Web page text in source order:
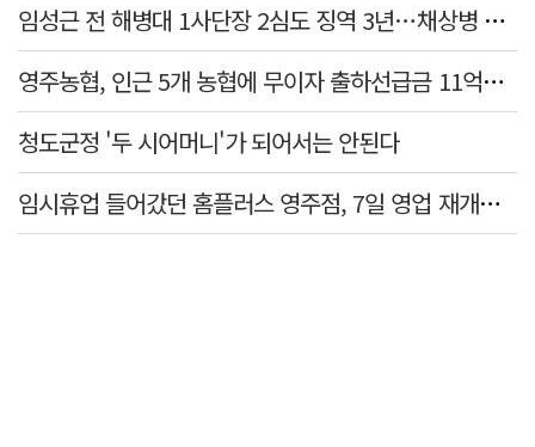
임성근 전 해병대 1사단장 2심도 징역 3년…채상병 순직 책임 유죄
영주농협, 인근 5개 농협에 무이자 출하선급금 11억원 지원…상생 유통망 강화
청도군정 '두 시어머니'가 되어서는 안된다
임시휴업 들어갔던 홈플러스 영주점, 7일 영업 재개…지하 1층만 운영